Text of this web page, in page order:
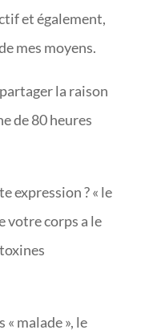
et également,
mes moyens.
la raison
de 80 heures
expression ? « le
votre corps a le
malade », le